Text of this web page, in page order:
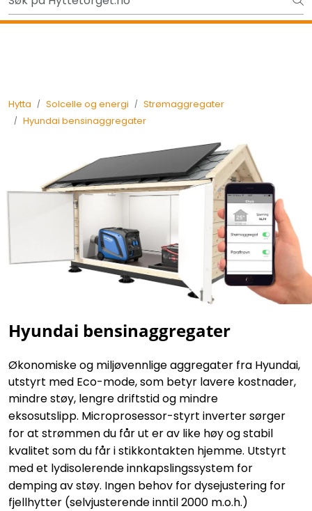
Skip to main contentUt på tur i sommer? Sjekk her først
Hytta Solcelle og energi
Strømaggregater
Hyundai bensinaggregater
Hyundai bensinaggregater
Økonomiske og miljøvennlige aggregater fra Hyundai,
utstyrt med Eco-mode, som betyr lavere kostnader,
mindre støy, lengre driftstid og mindre
eksosutslipp. Microprosessor-styrt inverter sørger
for at strømmen du får ut er av like høy og stabil
kvalitet som du får i stikkontakten hjemme. Utstyrt
med et lydisolerende innkapslingssystem for
demping av støy. Ingen behov for dysejustering for
fjellhytter (selvjusterende inntil 2000 m.o.h.)
Tilbake